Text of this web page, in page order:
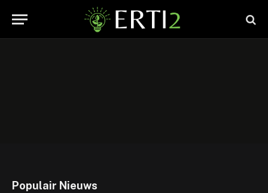
Populair Nieuws